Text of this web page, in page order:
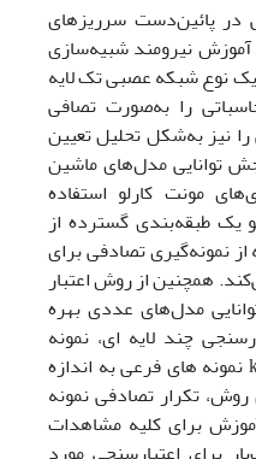
در پائین‌دست سرریزهای
آموزش نیرومند شبیه‌سازی
نوع شبکه عصبی تک لایه
را به‌صورت تصافی
نیز به‌شکل تحلیل تعیین
توانایی مدل‌های ماشین
مونت کارلو استفاده
یک طبقه‌بندی گسترده از
نمونه‌گیری تصادفی برای
همچنین از روش اعتبار
مدل‌های عددی بهره
چند لایه ای، نمونه
اصلی است به طور تصادفی به k نمونه های فرعی به اندازه
تکرار تصادفی نمونه
برای کلیه مشاهدات